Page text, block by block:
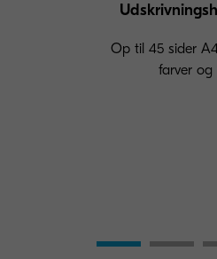
Op til 45 sider
farver